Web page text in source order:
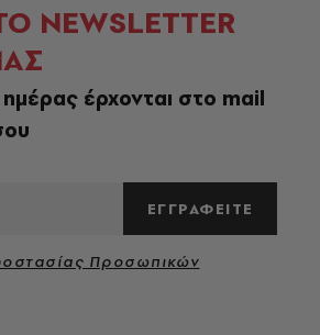
NEWSLETTER
έρχονται στο mail
ΕΓΓΡΑΦΕΙΤΕ
Προσωπικών